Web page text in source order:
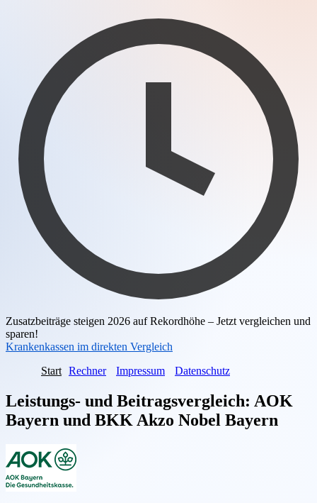
Zusatzbeiträge steigen 2026 auf Rekordhöhe – Jetzt vergleichen und
sparen!
Krankenkassen im direkten Vergleich
Start Rechner Impressum Datenschutz
Leistungs- und Beitragsvergleich: AOK
Bayern und BKK Akzo Nobel Bayern